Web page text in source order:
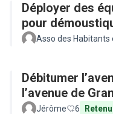
Déployer des
pour
Asso des
Débitumer
l’avenue de
Jérôme 6